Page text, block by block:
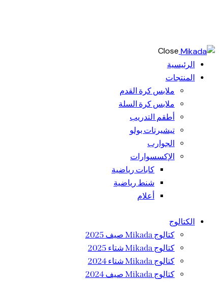
Close
الرئيسية
المنتجات
ملابس كرة القدم
ملابس كرة السلة
أطقم التدريب
تيشيرتات بولو
الجوارب
الإكسسوارات
كابات رياضية
شنط رياضية
أعلام
الكتالوج
كتالوج Mikada صيف 2025
كتالوج Mikada شتاء 2025
كتالوج Mikada شتاء 2024
كتالوج Mikada صيف 2024